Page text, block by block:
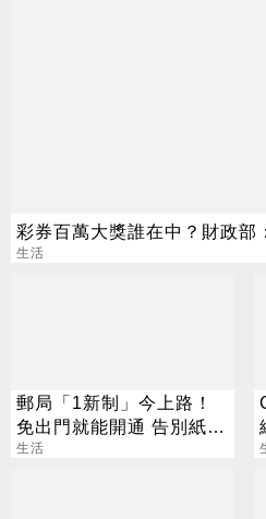
彩券百萬大獎誰在中？財政部
生活
郵局「1新制」今上路！
免出門就能開通 告別紙本
不用跑臨櫃
生活